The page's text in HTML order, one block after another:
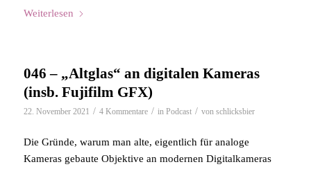
Weiterlesen
046 – „Altglas“ an digitalen Kameras
(insb. Fujifilm GFX)
22. November 2021 / 4 Kommentare / in Podcast / von schlicksbier
Die Gründe, warum man alte, eigentlich für analoge
Kameras gebaute Objektive an modernen Digitalkameras